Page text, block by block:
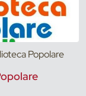
Popolare